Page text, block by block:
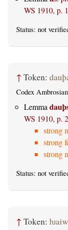
WS 1910, p.
Status: not
↑ Token:
Codex
Lemma
WS 1910, p.
strong
strong
strong
Status: not
↑ Token: